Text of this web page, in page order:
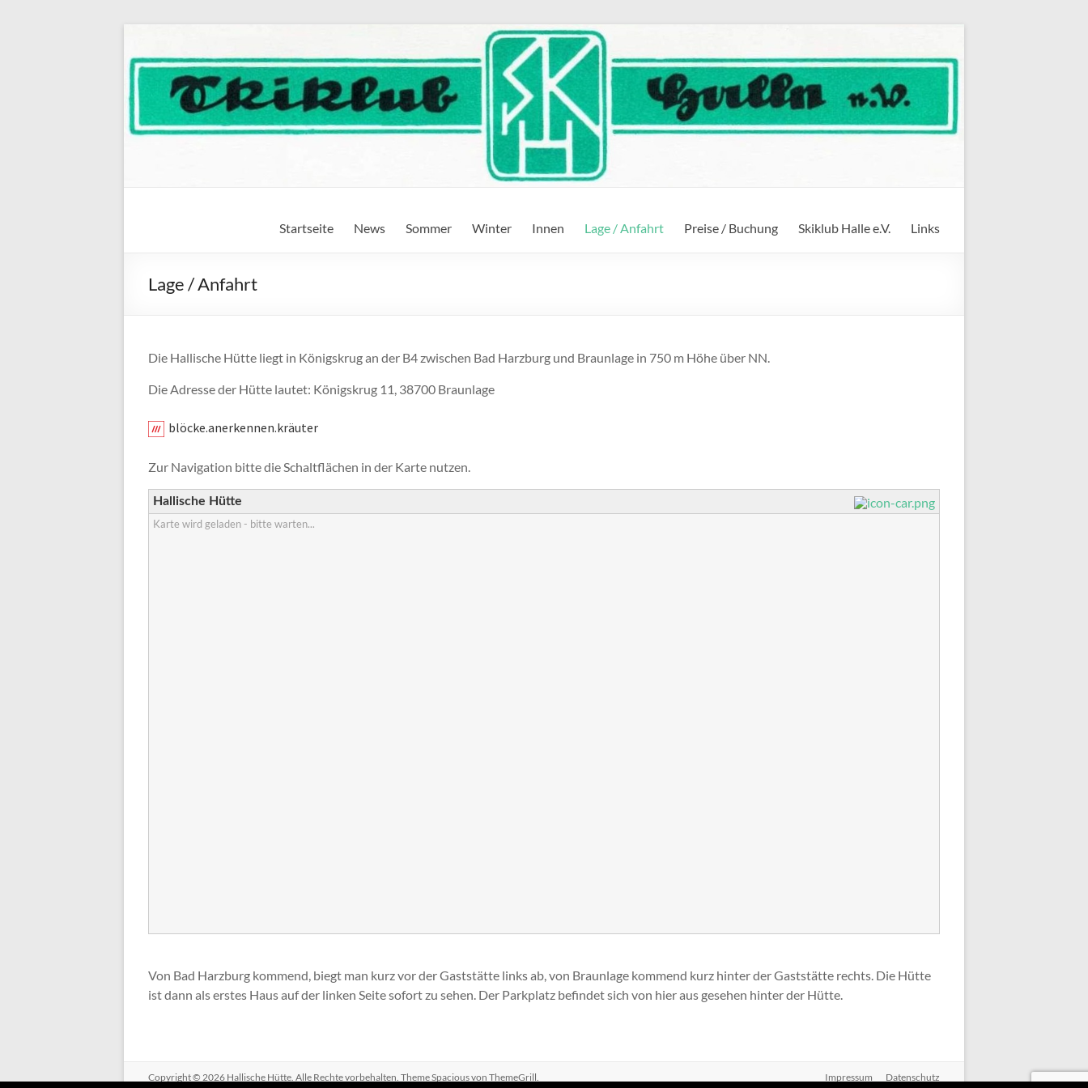
springen
Hallische Hütte
Startseite News Sommer Winter Innen Lage / Anfahrt Preise / Buchung Skiklub Halle e.V. Links
Lage / Anfahrt
Die Hallische Hütte liegt in Königskrug an der B4 zwischen Bad Harzburg und Braunlage in 750 m Höhe über NN.
Die Adresse der Hütte lautet: Königskrug 11, 38700 Braunlage
blöcke.anerkennen.kräuter
Zur Navigation bitte die Schaltflächen in der Karte nutzen.
Hallische Hütte
Karte wird geladen - bitte warten...
Von Bad Harzburg kommend, biegt man kurz vor der Gaststätte links ab, von Braunlage kommend kurz hinter der Gaststätte rechts. Die Hütte
ist dann als erstes Haus auf der linken Seite sofort zu sehen. Der Parkplatz befindet sich von hier aus gesehen hinter der Hütte.
Copyright © 2026 Hallische Hütte . Alle Rechte vorbehalten. ThemeSpaciousvon ThemeGrill.
Impressum Datenschutz